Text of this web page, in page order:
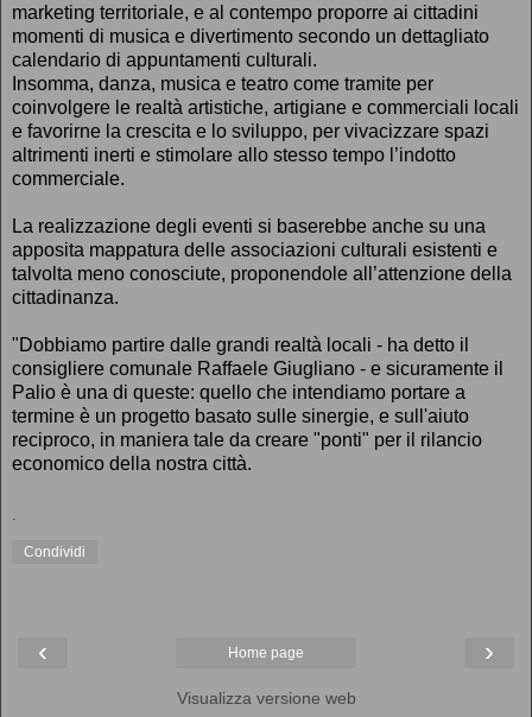
marketing territoriale, e al contempo proporre ai cittadini
momenti di musica e divertimento secondo un dettagliato
calendario di appuntamenti culturali.
Insomma, danza, musica e teatro come tramite per
coinvolgere le realtà artistiche, artigiane e commerciali locali
e favorirne la crescita e lo sviluppo, per vivacizzare spazi
altrimenti inerti e stimolare allo stesso tempo l’indotto
commerciale.
La realizzazione degli eventi si baserebbe anche su una
apposita mappatura delle associazioni culturali esistenti e
talvolta meno conosciute, proponendole all’attenzione della
cittadinanza.
"Dobbiamo partire dalle grandi realtà locali - ha detto il
consigliere comunale Raffaele Giugliano - e sicuramente il
Palio è una di queste: quello che intendiamo portare a
termine è un progetto basato sulle sinergie, e sull'aiuto
reciproco, in maniera tale da creare "ponti" per il rilancio
economico della nostra città.
.
Condividi
‹ ›
Home page
Visualizza versione web